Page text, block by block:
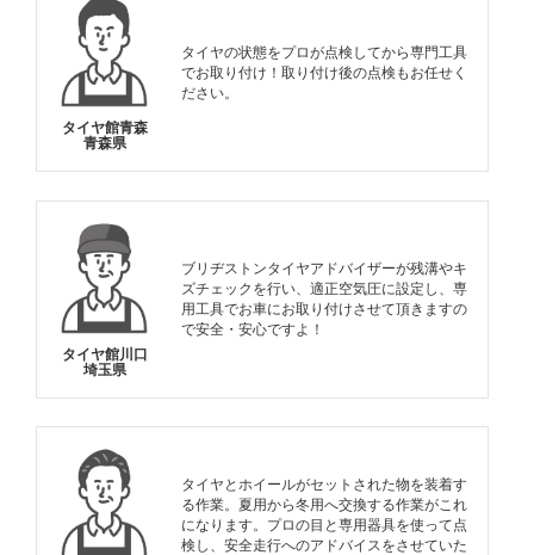
タイヤ館青森
青森県
タイヤの状態をプロが点検してから専門工具
でお取り付け！取り付け後の点検もお任せく
ださい。
タイヤ館川口
埼玉県
ブリヂストンタイヤアドバイザーが残溝やキ
ズチェックを行い、適正空気圧に設定し、専
用工具でお車にお取り付けさせて頂きますの
で安全・安心ですよ！
タイヤとホイールがセットされた物を装着す
る作業。夏用から冬用へ交換する作業がこれ
になります。プロの目と専用器具を使って点
検し、安全走行へのアドバイスをさせていた